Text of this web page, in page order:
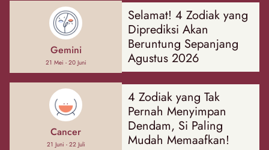
Gemini
21 Mei - 20 Juni
Selamat! 4 Zodiak yang
Diprediksi Akan
Beruntung Sepanjang
Agustus 2026
Cancer
21 Juni - 22 Juli
4 Zodiak yang Tak
Pernah Menyimpan
Dendam, Si Paling
Mudah Memaafkan!